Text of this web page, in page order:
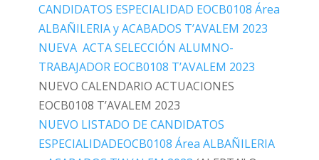
CANDIDATOS ESPECIALIDAD EOCB0108 Área
ALBAÑILERIA y ACABADOS T’AVALEM 2023
NUEVA ACTA SELECCIÓN ALUMNO-
TRABAJADOR EOCB0108 T’AVALEM 2023
NUEVO CALENDARIO ACTUACIONES
EOCB0108 T’AVALEM 2023
NUEVO LISTADO DE CANDIDATOS
ESPECIALIDADEOCB0108 Área ALBAÑILERIA